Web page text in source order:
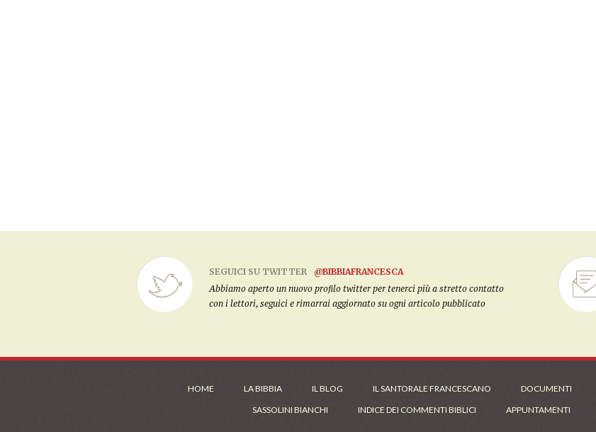
SEGUICI SU TWITTER
@BIBBIAFRANCESCA
Abbiamo aperto un nuovo profilo twitter per tenerci più a stretto contatto
con i lettori, seguici e rimarrai aggiornato su ogni articolo pubblicato
HOME LA BIBBIA IL BLOG IL SANTORALE FRANCESCANO DOCUMENTI
SASSOLINI BIANCHI
INDICE DEI COMMENTI BIBLICI APPUNTAMENTI